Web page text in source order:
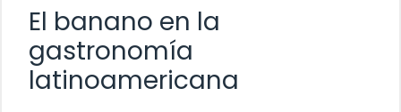
El banano en la
gastronomía
latinoamericana